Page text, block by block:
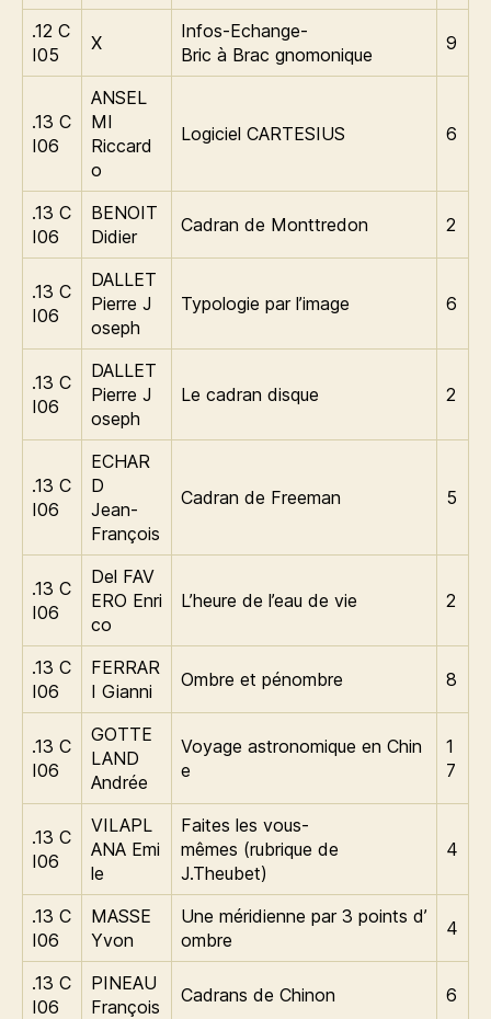
.12 C
I05
X
Infos-Echange-
Bric à Brac gnomonique
9
.13 C
I06
ANSEL
MI
Riccard
o
Logiciel CARTESIUS 6
.13 C
I06
BENOIT
Didier
Cadran de Monttredon 2
.13 C
I06
DALLET
Pierre J
oseph
Typologie par l’image 6
.13 C
I06
DALLET
Pierre J
oseph
Le cadran disque 2
.13 C
I06
ECHAR
D
Jean-
François
Cadran de Freeman 5
.13 C
I06
Del FAV
ERO Enri
co
L’heure de l’eau de vie 2
.13 C
I06
FERRAR
I Gianni
Ombre et pénombre 8
.13 C
I06
GOTTE
LAND
Andrée
Voyage astronomique en Chin
e
1
7
.13 C
I06
VILAPL
ANA Emi
le
Faites les vous-
mêmes (rubrique de
J.Theubet)
4
.13 C
I06
MASSE
Yvon
Une méridienne par 3 points d’
ombre
4
.13 C
I06
PINEAU
François
Cadrans de Chinon 6